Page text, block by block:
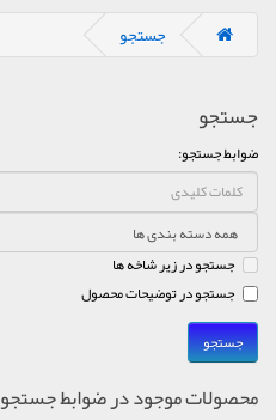
جستجو
جستجو
ضوابط جستجو:
جستجو در زیر شاخه ها
جستجو در توضیحات محصول
محصولات موجود در ضوابط جستجو